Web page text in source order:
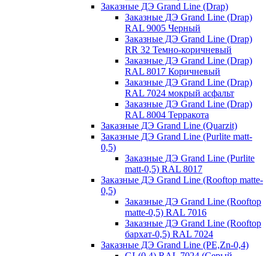
Заказные ДЭ Grand Line (Drap)
Заказные ДЭ Grand Line (Drap)
RAL 9005 Черный
Заказные ДЭ Grand Line (Drap)
RR 32 Темно-коричневый
Заказные ДЭ Grand Line (Drap)
RAL 8017 Коричневый
Заказные ДЭ Grand Line (Drap)
RAL 7024 мокрый асфальт
Заказные ДЭ Grand Line (Drap)
RAL 8004 Терракота
Заказные ДЭ Grand Line (Quarzit)
Заказные ДЭ Grand Line (Purlite matt-
0,5)
Заказные ДЭ Grand Line (Purlite
matt-0,5) RAL 8017
Заказные ДЭ Grand Line (Rooftop matte-
0,5)
Заказные ДЭ Grand Line (Rooftop
matte-0,5) RAL 7016
Заказные ДЭ Grand Line (Rooftop
бархат-0,5) RAL 7024
Заказные ДЭ Grand Line (PE,Zn-0,4)